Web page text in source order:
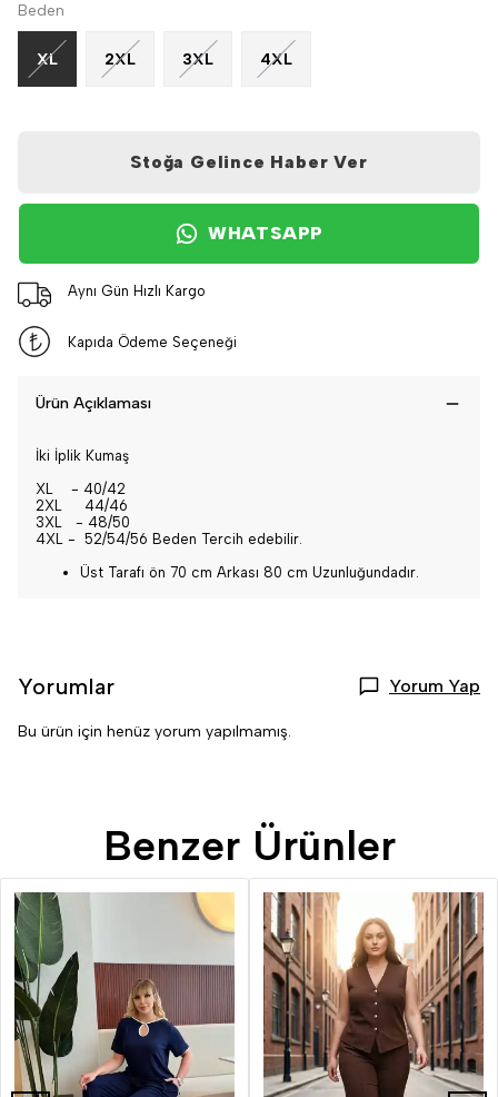
Beden
XL 2XL 3XL 4XL
Stoğa Gelince Haber Ver
WHATSAPP
Aynı Gün Hızlı Kargo
Kapıda Ödeme Seçeneği
Ürün Açıklaması
İki İplik Kumaş
XL - 40/42
2XL 44/46
3XL - 48/50
4XL - 52/54/56 Beden Tercih edebilir.
Üst Tarafı ön 70 cm Arkası 80 cm Uzunluğundadır.
Yorumlar Yorum Yap
Bu ürün için henüz yorum yapılmamış.
Benzer Ürünler